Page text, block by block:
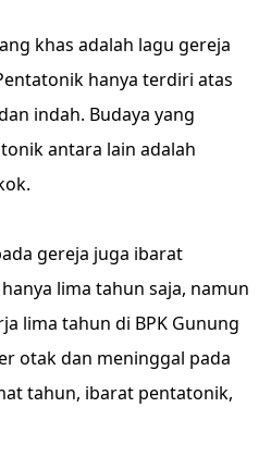
khas adalah lagu gereja
hanya terdiri atas
indah. Budaya yang
antara lain adalah
gereja juga ibarat
lima tahun saja, namun
lima tahun di BPK Gunung
otak dan meninggal pada
tahun, ibarat pentatonik,